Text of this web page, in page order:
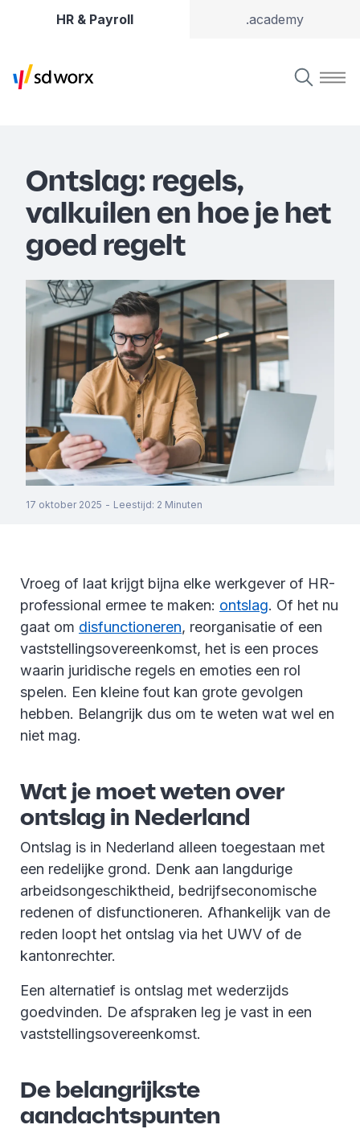
HR & Payroll .academy
Ontslag: regels,
valkuilen en hoe je het
goed regelt
17 oktober 2025 - Leestijd: 2 Minuten
Vroeg of laat krijgt bijna elke werkgever of HR-
professional ermee te maken: ontslag. Of het nu
gaat om disfunctioneren, reorganisatie of een
vaststellingsovereenkomst, het is een proces
waarin juridische regels en emoties een rol
spelen. Een kleine fout kan grote gevolgen
hebben. Belangrijk dus om te weten wat wel en
niet mag.
Wat je moet weten over
ontslag in Nederland
Ontslag is in Nederland alleen toegestaan met
een redelijke grond. Denk aan langdurige
arbeidsongeschiktheid, bedrijfseconomische
redenen of disfunctioneren. Afhankelijk van de
reden loopt het ontslag via het UWV of de
kantonrechter.
Een alternatief is ontslag met wederzijds
goedvinden. De afspraken leg je vast in een
vaststellingsovereenkomst.
De belangrijkste
aandachtspunten